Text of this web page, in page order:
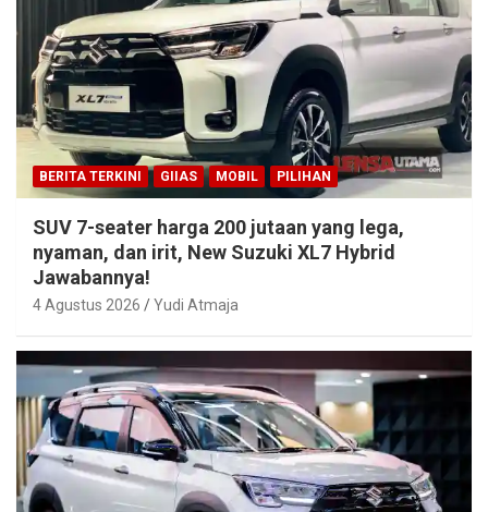
BERITA TERKINI GIIAS MOBIL PILIHAN
SUV 7-seater harga 200 jutaan yang lega,
nyaman, dan irit, New Suzuki XL7 Hybrid
Jawabannya!
4 Agustus 2026 Yudi Atmaja